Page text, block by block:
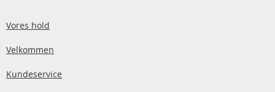
Vores hold
Velkommen
Kundeservice